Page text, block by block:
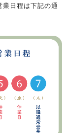
日程は下記の通